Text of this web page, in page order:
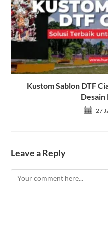
Kustom Sablon DTF
Desain
27
Leave a Reply